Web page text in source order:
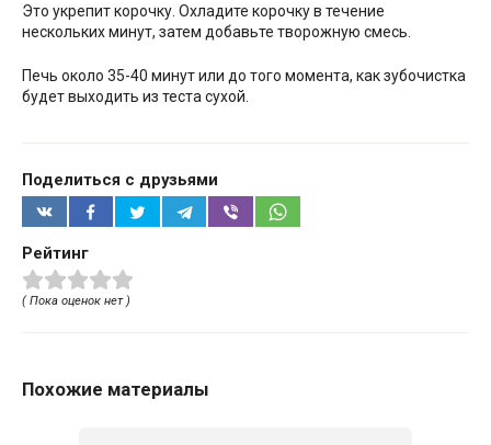
Это укрепит корочку. Охладите корочку в течение
нескольких минут, затем добавьте творожную смесь.
Печь около 35-40 минут или до того момента, как зубочистка
будет выходить из теста сухой.
Поделиться с друзьями
Рейтинг
( Пока оценок нет )
Похожие материалы